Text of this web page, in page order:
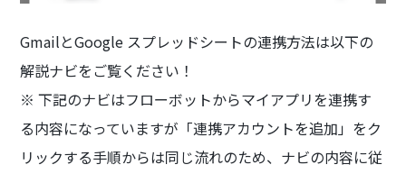
GmailとGoogle スプレッドシートの連携方法は以下の
解説ナビをご覧ください！
※ 下記のナビはフローボットからマイアプリを連携す
る内容になっていますが「連携アカウントを追加」をク
リックする手順からは同じ流れのため、ナビの内容に従